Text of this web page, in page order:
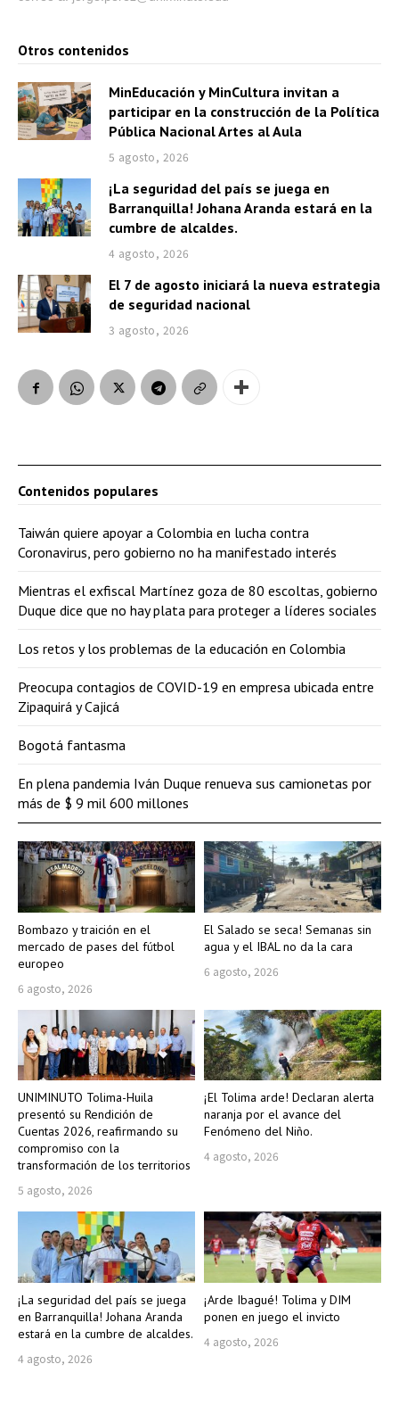
Otros contenidos
MinEducación y MinCultura invitan a
participar en la construcción de la Política
Pública Nacional Artes al Aula
5 agosto, 2026
¡La seguridad del país se juega en
Barranquilla! Johana Aranda estará en la
cumbre de alcaldes.
4 agosto, 2026
El 7 de agosto iniciará la nueva estrategia
de seguridad nacional
3 agosto, 2026
Bombazo y traición en el
mercado de pases del fútbol
europeo
6 agosto, 2026
El Salado se seca! Semanas sin
agua y el IBAL no da la cara
6 agosto, 2026
UNIMINUTO Tolima-Huila
presentó su Rendición de
Cuentas 2026, reafirmando su
compromiso con la
transformación de los territorios
5 agosto, 2026
¡El Tolima arde! Declaran alerta
naranja por el avance del
Fenómeno del Niño.
4 agosto, 2026
¡La seguridad del país se juega
en Barranquilla! Johana Aranda
estará en la cumbre de alcaldes.
4 agosto, 2026
¡Arde Ibagué! Tolima y DIM
ponen en juego el invicto
4 agosto, 2026
Contenidos populares
Taiwán quiere apoyar a Colombia en lucha contra
Coronavirus, pero gobierno no ha manifestado interés
Mientras el exfiscal Martínez goza de 80 escoltas, gobierno
Duque dice que no hay plata para proteger a líderes sociales
Los retos y los problemas de la educación en Colombia
Preocupa contagios de COVID-19 en empresa ubicada entre
Zipaquirá y Cajicá
Bogotá fantasma
En plena pandemia Iván Duque renueva sus camionetas por
más de $ 9 mil 600 millones